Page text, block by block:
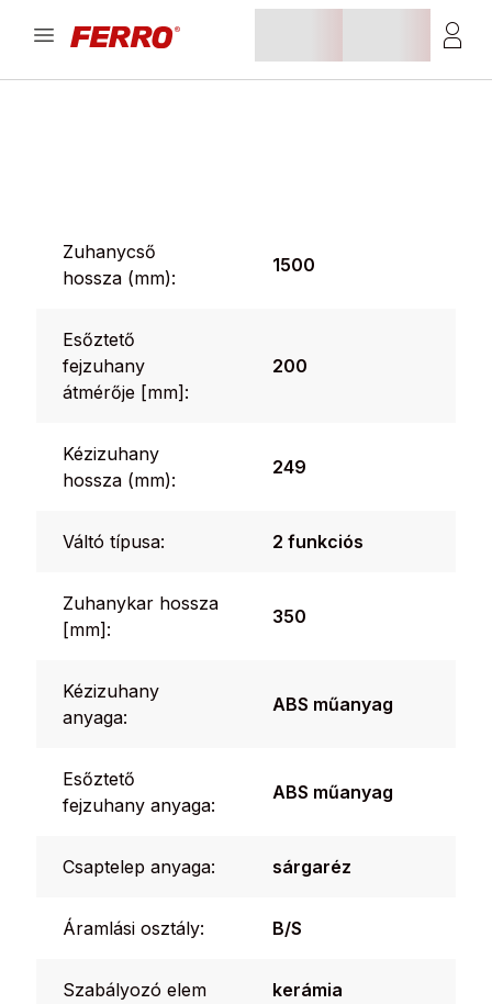
Zuhanycső
hossza (mm):
1500
Esőztető
fejzuhany
átmérője [mm]:
200
Kézizuhany
hossza (mm):
249
Váltó típusa: 2 funkciós
Zuhanykar hossza
[mm]:
350
Kézizuhany
anyaga:
ABS műanyag
Esőztető
fejzuhany anyaga:
ABS műanyag
Csaptelep anyaga: sárgaréz
Áramlási osztály: B/S
Szabályozó elem
kerámia